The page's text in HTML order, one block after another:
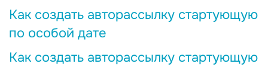
Как создать авторассылку стартующую
по особой дате
Как создать авторассылку стартующую